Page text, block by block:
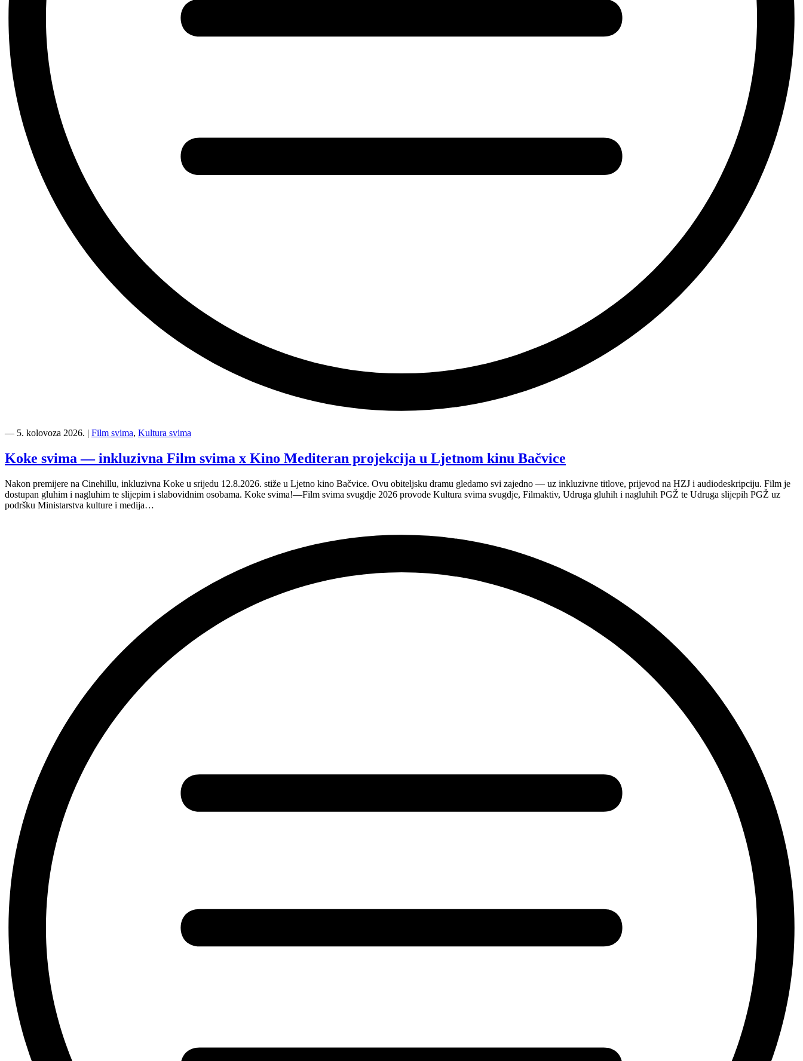
Mediteran
Film
svima
inkluzivnu
turneju
na
― 5. kolovoza 2026. | Film svima, Kultura svima
Koke svima — inkluzivna Film svima x Kino Mediteran projekcija u Ljetnom kinu Bačvice
Nakon premijere na Cinehillu, inkluzivna Koke u srijedu 12.8.2026. stiže u Ljetno kino Bačvice. Ovu obiteljsku dramu gledamo svi zajedno — uz inkluzivne titlove, prijevod na HZJ i audiodeskripciju. Film je
dostupan gluhim i nagluhim te slijepim i slabovidnim osobama. Koke svima!—Film svima svugdje 2026 provode Kultura svima svugdje, Filmaktiv, Udruga gluhih i nagluhih PGŽ te Udruga slijepih PGŽ uz
podršku Ministarstva kulture i medija…